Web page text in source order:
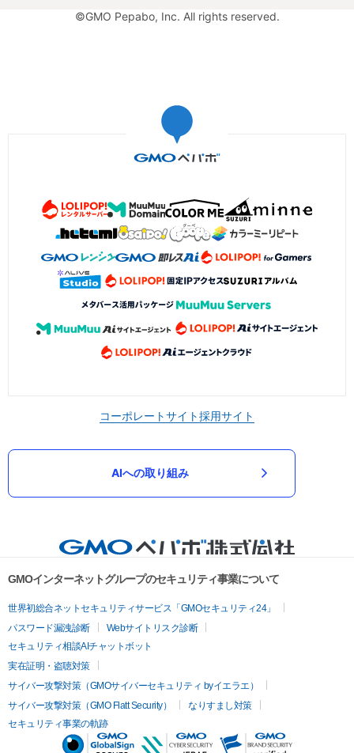
©GMO Pepabo, Inc. All rights reserved.
コーポレートサイト採用サイト
AIへの取り組み
GMOインターネットグループのセキュリティ事業について
世界初総合ネットセキュリティサービス「GMOセキュリティ24」
パスワード漏洩診断
Webサイトリスク診断
セキュリティ相談AIチャットボット
実在証明・盗聴対策
サイバー攻撃対策（GMOサイバーセキュリティ byイエラエ）
サイバー攻撃対策（GMO Flatt Security）
なりすまし対策
セキュリティ事業の軌跡